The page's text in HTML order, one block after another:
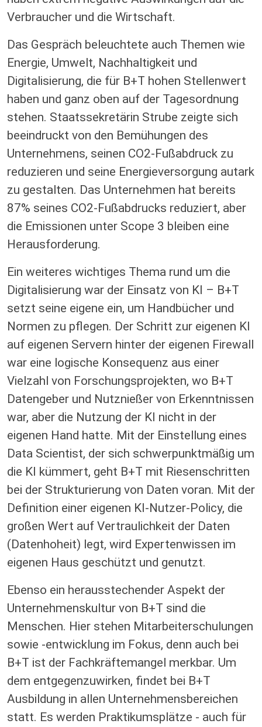
Verbraucher und die Wirtschaft.
Das Gespräch beleuchtete auch Themen wie
Energie, Umwelt, Nachhaltigkeit und
Digitalisierung, die für B+T hohen Stellenwert
haben und ganz oben auf der Tagesordnung
stehen. Staatssekretärin Strube zeigte sich
beeindruckt von den Bemühungen des
Unternehmens, seinen CO2-Fußabdruck zu
reduzieren und seine Energieversorgung autark
zu gestalten. Das Unternehmen hat bereits
87% seines CO2-Fußabdrucks reduziert, aber
die Emissionen unter Scope 3 bleiben eine
Herausforderung.
Ein weiteres wichtiges Thema rund um die
Digitalisierung war der Einsatz von KI – B+T
setzt seine eigene ein, um Handbücher und
Normen zu pflegen. Der Schritt zur eigenen KI
auf eigenen Servern hinter der eigenen Firewall
war eine logische Konsequenz aus einer
Vielzahl von Forschungsprojekten, wo B+T
Datengeber und Nutznießer von Erkenntnissen
war, aber die Nutzung der KI nicht in der
eigenen Hand hatte. Mit der Einstellung eines
Data Scientist, der sich schwerpunktmäßig um
die KI kümmert, geht B+T mit Riesenschritten
bei der Strukturierung von Daten voran. Mit der
Definition einer eigenen KI-Nutzer-Policy, die
großen Wert auf Vertraulichkeit der Daten
(Datenhoheit) legt, wird Expertenwissen im
eigenen Haus geschützt und genutzt.
Ebenso ein herausstechender Aspekt der
Unternehmenskultur von B+T sind die
Menschen. Hier stehen Mitarbeiterschulungen
sowie -entwicklung im Fokus, denn auch bei
B+T ist der Fachkräftemangel merkbar. Um
dem entgegenzuwirken, findet bei B+T
Ausbildung in allen Unternehmensbereichen
statt. Es werden Praktikumsplätze - auch für